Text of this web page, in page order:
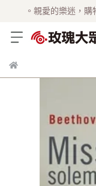
。親愛的樂迷，